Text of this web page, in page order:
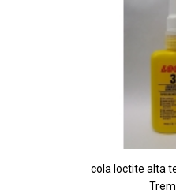
cola loctite alta